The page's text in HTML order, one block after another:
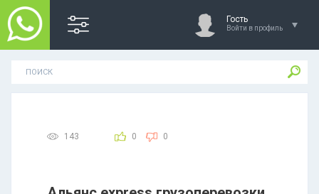
Гость
Войти в профиль
143 0 0